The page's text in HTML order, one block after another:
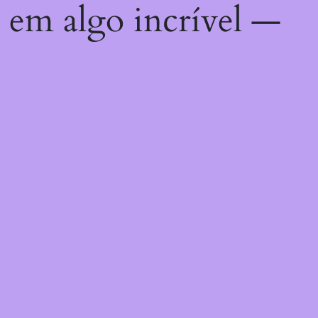
em algo incrível —